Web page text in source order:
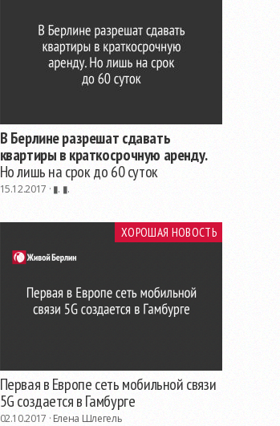
В Берлине разрешат сдавать
квартиры в краткосрочную аренду.
Но лишь на срок до 60 суток
15.12.2017 · ▮. ▮.
ХОРОШАЯ НОВОСТЬ
Первая в Европе сеть мобильной связи
5G создается в Гамбурге
02.10.2017 ·Елена Шлегель